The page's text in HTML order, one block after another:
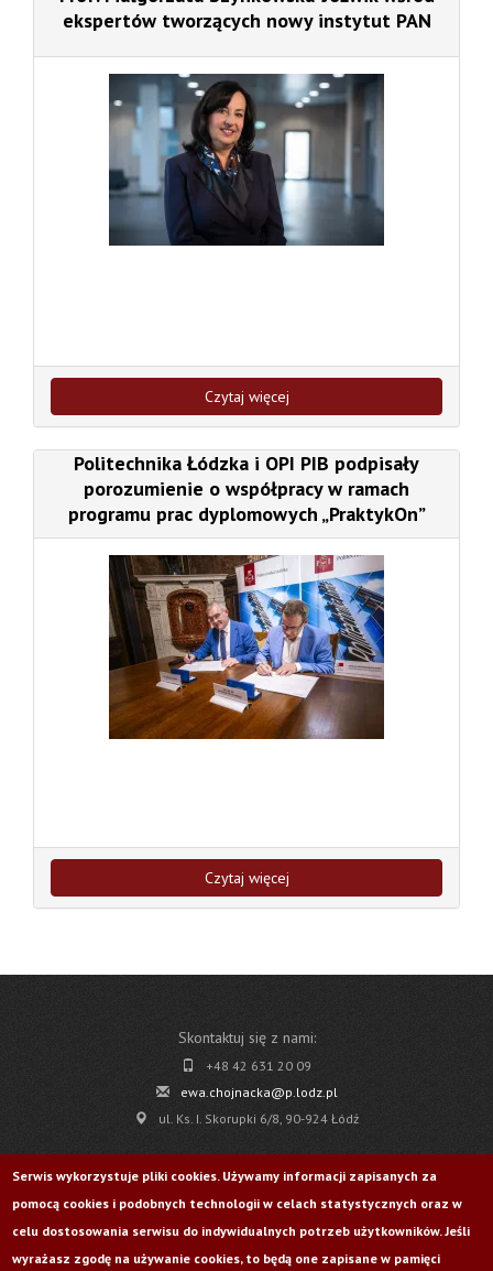
ekspertów tworzących nowy instytut PAN
Czytaj więcej
Politechnika Łódzka i OPI PIB podpisały
porozumienie o współpracy w ramach
programu prac dyplomowych „PraktykOn”
Czytaj więcej
Skontaktuj się z nami:
+48 42 631 20 09
ewa.chojnacka@p.lodz.pl
ul. Ks. I. Skorupki 6/8, 90-924 Łódź
Pobierz
Życie Uczelni nr 176
Serwis wykorzystuje pliki cookies. Używamy informacji zapisanych za
pomocą cookies i podobnych technologii w celach statystycznych oraz w
celu dostosowania serwisu do indywidualnych potrzeb użytkowników. Jeśli
wyrażasz zgodę na używanie cookies, to będą one zapisane w pamięci